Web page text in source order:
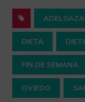
DIETA
FIN DE SEMANA
OVIEDO